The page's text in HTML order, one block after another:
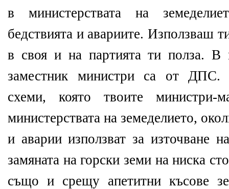
в министерствата на
бедствията и авариите. Използваш
в своя и на партията ти полза. В
заместник министри са от ДПС.
схеми, която твоите
министерствата на земеделието,
и аварии използват за източване
замяната на горски земи на ниска
също и срещу апетитни късове